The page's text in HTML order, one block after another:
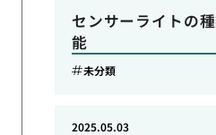
センサーライトの
能
未分類
2025.05.03